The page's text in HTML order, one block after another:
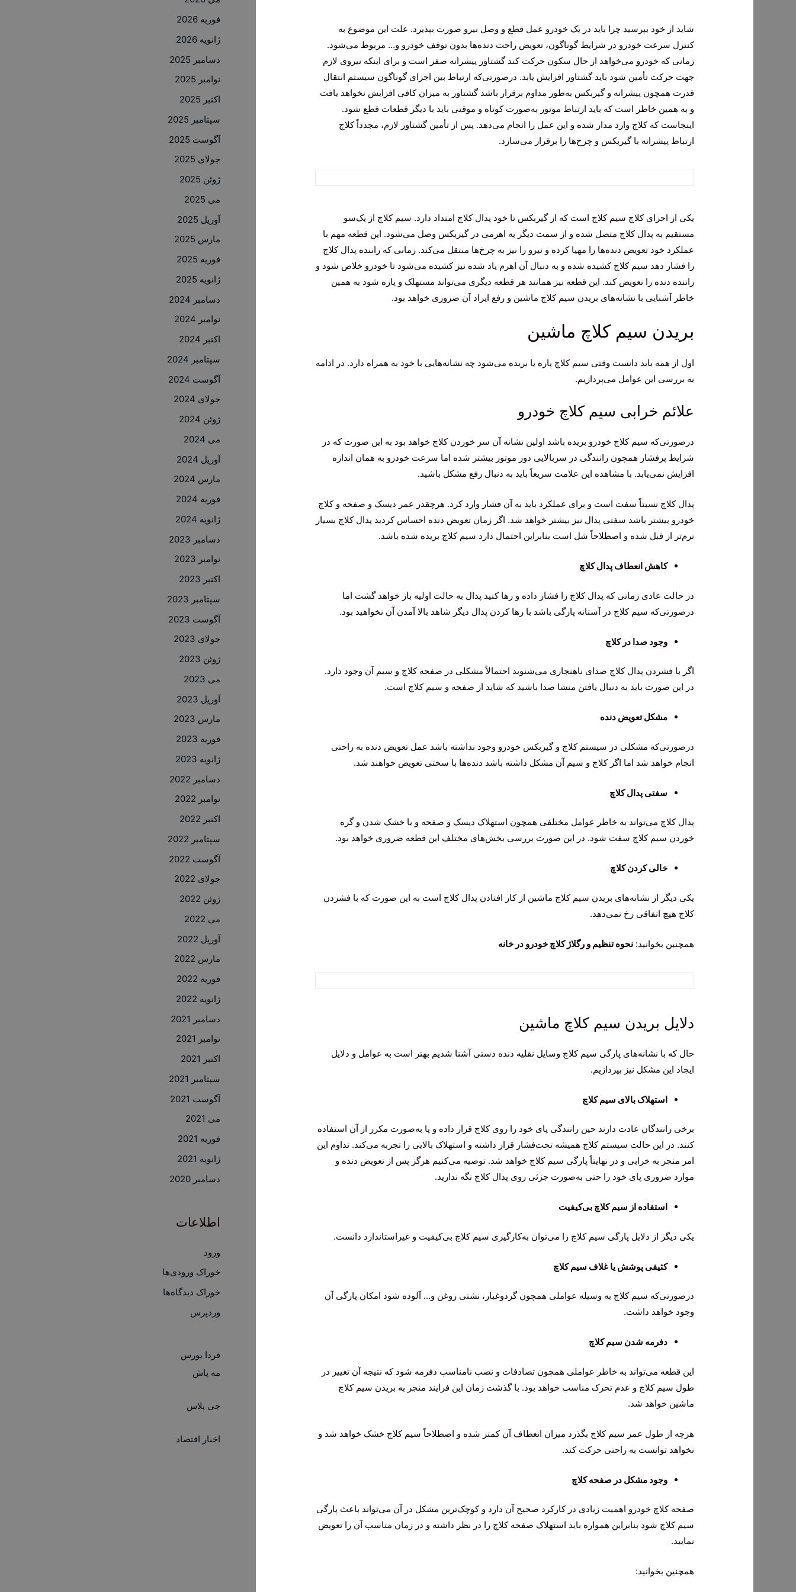
شاید از خود بپرسید چرا باید در یک خودرو عمل قطع و وصل نیرو صورت بپذیرد. علت این موضوع به
کنترل سرعت خودرو در شرایط گوناگون، تعویض راحت دنده‌ها بدون توقف خودرو و… مربوط می‌شود.
زمانی که خودرو می‌خواهد از حال سکون حرکت کند گشتاور پیشرانه صفر است و برای اینکه نیروی لازم
جهت حرکت تأمین شود باید گشتاور افزایش یابد. درصورتی‌که ارتباط بین اجزای گوناگون سیستم انتقال
قدرت همچون پیشرانه و گیربکس به‌طور مداوم برقرار باشد گشتاور به میزان کافی افزایش نخواهد یافت
و به همین خاطر است که باید ارتباط موتور به‌صورت کوتاه و موقتی باید با دیگر قطعات قطع شود.
اینجاست که کلاچ وارد مدار شده و این عمل را انجام می‌دهد. پس از تأمین گشتاور لازم، مجدداً کلاچ
ارتباط پیشرانه با گیربکس و چرخ‌ها را برقرار می‌سازد.
یکی از اجزای کلاچ سیم کلاچ است که از گیربکس تا خود پدال کلاچ امتداد دارد. سیم کلاچ از یک‌سو
مستقیم به پدال کلاچ متصل شده و از سمت دیگر به اهرمی در گیربکس وصل می‌شود. این قطعه مهم با
عملکرد خود تعویض دنده‌ها را مهیا کرده و نیرو را نیز به چرخ‌ها منتقل می‌کند. زمانی که راننده پدال کلاچ
را فشار دهد سیم کلاچ کشیده شده و به دنبال آن اهرم یاد شده نیز کشیده می‌شود تا خودرو خلاص شود و
راننده دنده را تعویض کند. این قطعه نیز همانند هر قطعه دیگری می‌تواند مستهلک و پاره شود به همین
خاطر آشنایی با نشانه‌های بریدن سیم کلاچ ماشین و رفع ایراد آن ضروری خواهد بود.
بریدن سیم کلاچ ماشین
اول از همه باید دانست وقتی سیم کلاچ پاره یا بریده می‌شود چه نشانه‌هایی با خود به همراه دارد. در ادامه
به بررسی این عوامل می‌پردازیم.
علائم خرابی سیم کلاچ خودرو
درصورتی‌که سیم کلاچ خودرو بریده باشد اولین نشانه آن سر خوردن کلاچ خواهد بود به این صورت که در
شرایط پرفشار همچون رانندگی در سربالایی دور موتور بیشتر شده اما سرعت خودرو به همان اندازه
افزایش نمی‌یابد. با مشاهده این علامت سریعاً باید به دنبال رفع مشکل باشید.
پدال کلاچ نسبتاً سفت است و برای عملکرد باید به آن فشار وارد کرد. هرچقدر عمر دیسک و صفحه و کلاچ
خودرو بیشتر باشد سفتی پدال نیز بیشتر خواهد شد. اگر زمان تعویض دنده احساس کردید پدال کلاچ بسیار
نرم‌تر از قبل شده و اصطلاحاً شل است بنابراین احتمال دارد سیم کلاچ بریده شده باشد.
کاهش انعطاف پدال کلاچ
در حالت عادی زمانی که پدال کلاچ را فشار داده و رها کنید پدال به حالت اولیه باز خواهد گشت اما
درصورتی‌که سیم کلاچ در آستانه پارگی باشد با رها کردن پدال دیگر شاهد بالا آمدن آن نخواهید بود.
وجود صدا در کلاچ
اگر با فشردن پدال کلاچ صدای ناهنجاری می‌شنوید احتمالاً مشکلی در صفحه کلاچ و سیم آن وجود دارد.
در این صورت باید به دنبال یافتن منشا صدا باشید که شاید از صفحه و سیم کلاچ است.
مشکل تعویض دنده
درصورتی‌که مشکلی در سیستم کلاچ و گیربکس خودرو وجود نداشته باشد عمل تعویض دنده به راحتی
انجام خواهد شد اما اگر کلاچ و سیم آن مشکل داشته باشد دنده‌ها با سختی تعویض خواهند شد.
سفتی پدال کلاچ
پدال کلاچ می‌تواند به خاطر عوامل مختلفی همچون استهلاک دیسک و صفحه و یا خشک شدن و گره
خوردن سیم کلاچ سفت شود. در این صورت بررسی بخش‌های مختلف این قطعه ضروری خواهد بود.
خالی کردن کلاچ
یکی دیگر از نشانه‌های بریدن سیم کلاچ ماشین از کار افتادن پدال کلاچ است به این صورت که با فشردن
کلاچ هیچ اتفاقی رخ نمی‌دهد.
همچنین بخوانید:نحوه تنظیم و رگلاژ کلاچ خودرو در خانه
دلایل بریدن سیم کلاچ ماشین
حال که با نشانه‌های پارگی سیم کلاچ وسایل نقلیه دنده دستی آشنا شدیم بهتر است به عوامل و دلایل
ایجاد این مشکل نیز بپردازیم.
استهلاک بالای سیم کلاچ
برخی رانندگان عادت دارند حین رانندگی پای خود را روی کلاچ قرار داده و یا به‌صورت مکرر از آن استفاده
کنند. در این حالت سیستم کلاچ همیشه تحت‌فشار قرار داشته و استهلاک بالایی را تجربه می‌کند. تداوم این
امر منجر به خرابی و در نهایتاً پارگی سیم کلاچ خواهد شد. توصیه می‌کنیم هرگز پس از تعویض دنده و
موارد ضروری پای خود را حتی به‌صورت جزئی روی پدال کلاچ نگه ندارید.
استفاده از سیم کلاچ بی‌کیفیت
یکی دیگر از دلایل پارگی سیم کلاچ را می‌توان به‌کارگیری سیم کلاچ بی‌کیفیت و غیراستاندارد دانست.
کثیفی پوشش یا غلاف سیم کلاچ
درصورتی‌که سیم کلاچ به وسیله عواملی همچون گردوغبار، نشتی روغن و… آلوده شود امکان پارگی آن
وجود خواهد داشت.
دفرمه شدن سیم کلاچ
این قطعه می‌تواند به خاطر عواملی همچون تصادفات و نصب نامناسب دفرمه شود که نتیجه آن تغییر در
طول سیم کلاچ و عدم تحرک مناسب خواهد بود. با گذشت زمان این فرایند منجر به بریدن سیم کلاچ
ماشین خواهد شد.
هرچه از طول عمر سیم کلاچ بگذرد میزان انعطاف آن کمتر شده و اصطلاحاً سیم کلاچ خشک خواهد شد و
نخواهد توانست به راحتی حرکت کند.
وجود مشکل در صفحه کلاچ
صفحه کلاچ خودرو اهمیت زیادی در کارکرد صحیح آن دارد و کوچک‌ترین مشکل در آن می‌تواند باعث پارگی
سیم کلاچ شود بنابراین همواره باید استهلاک صفحه کلاچ را در نظر داشته و در زمان مناسب آن را تعویض
نمایید.
همچنین بخوانید:
فوریه 2026
ژانویه 2026
دسامبر 2025
نوامبر 2025
اکتبر 2025
سپتامبر 2025
آگوست 2025
جولای 2025
ژوئن 2025
می 2025
آوریل 2025
مارس 2025
فوریه 2025
ژانویه 2025
دسامبر 2024
نوامبر 2024
اکتبر 2024
سپتامبر 2024
آگوست 2024
جولای 2024
ژوئن 2024
می 2024
آوریل 2024
مارس 2024
فوریه 2024
ژانویه 2024
دسامبر 2023
نوامبر 2023
اکتبر 2023
سپتامبر 2023
آگوست 2023
جولای 2023
ژوئن 2023
می 2023
آوریل 2023
مارس 2023
فوریه 2023
ژانویه 2023
دسامبر 2022
نوامبر 2022
اکتبر 2022
سپتامبر 2022
آگوست 2022
جولای 2022
ژوئن 2022
می 2022
آوریل 2022
مارس 2022
فوریه 2022
ژانویه 2022
دسامبر 2021
نوامبر 2021
اکتبر 2021
سپتامبر 2021
آگوست 2021
می 2021
فوریه 2021
ژانویه 2021
دسامبر 2020
اطلاعات
ورود
خوراک ورودی‌ها
خوراک دیدگاه‌ها
وردپرس
فردا بورس
مه پاش
جی پلاس
اخبار اقتصاد